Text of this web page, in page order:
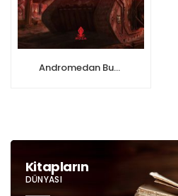
Andromedan Bumerang’ın Ölümü
Kitapların
DÜNYASI